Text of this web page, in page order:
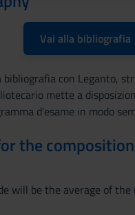
tuo utilizzo dei loro servizi.
Vai alla bibliografia
bibliografia con Leganto,
mette a
d'esame in modo
the
will be the average of